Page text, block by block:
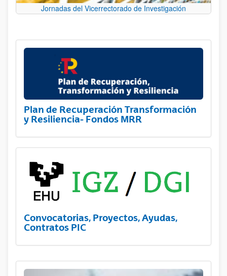
Jornadas del Vicerrectorado de Investigación
Plan de Recuperación Transformación
y Resiliencia- Fondos MRR
Convocatorias, Proyectos, Ayudas,
Contratos PIC